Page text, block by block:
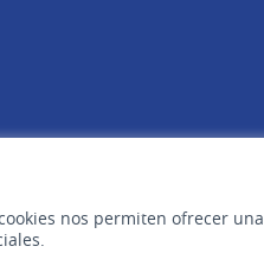
nos permiten ofrecer una